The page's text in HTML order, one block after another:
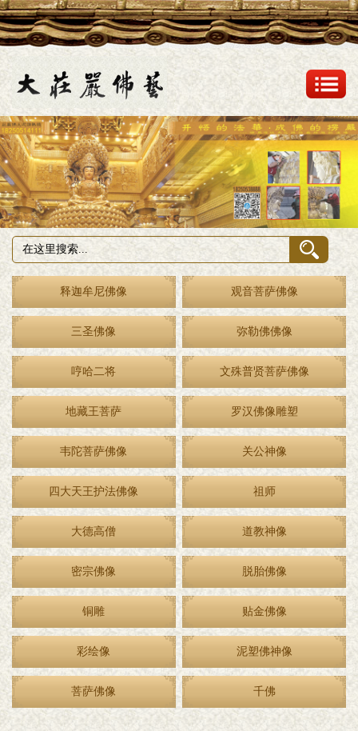
释迦牟尼佛像 观音菩萨佛像
三圣佛像 弥勒佛佛像
哼哈二将 文殊普贤菩萨佛像
地藏王菩萨 罗汉佛像雕塑
韦陀菩萨佛像 关公神像
四大天王护法佛像 祖师
大德高僧 道教神像
密宗佛像 脱胎佛像
铜雕 贴金佛像
彩绘像 泥塑佛神像
菩萨佛像 千佛